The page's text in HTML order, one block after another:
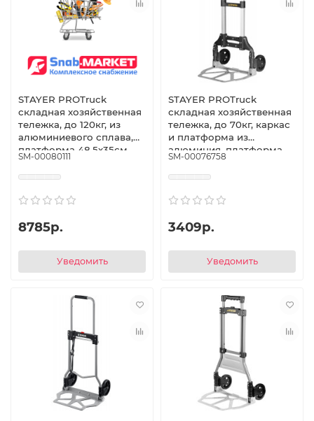
STAYER PROTruck
складная хозяйственная
тележка, до 120кг, из
алюминиевого сплава,
платформа 48,5х35см,
колёса d16см, вес 5кг
SM-00080111
8785р.
Уведомить
STAYER PROTruck
складная хозяйственная
тележка, до 70кг, каркас
и платформа из
алюминия, платформа
39х28см, колёса d13см,
вес 3,0кг
SM-00076758
3409р.
Уведомить